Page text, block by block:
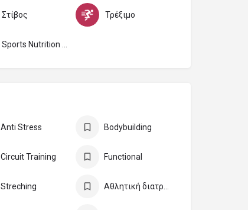
Στίβος Τρέξιμο
Anti Stress Bodybuilding
Circuit Training Functional
Streching